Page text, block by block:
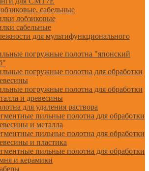
сабельные
лобзиковые
сабельные
для мультифункционального
погружные полотна "японский
погружные полотна для обработки
погружные полотна для обработки
и древесины
для удаления раствора
пильные полотна для обработки
и металла
пильные полотна для обработки
и пластика
пильные полотна для обработки
и керамики